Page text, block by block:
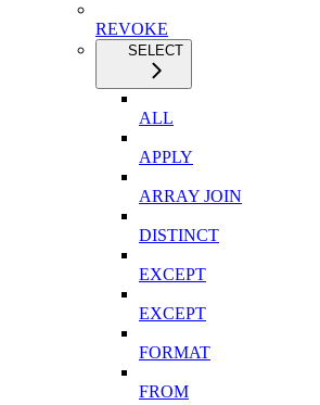
REVOKE
SELECT
ALL
APPLY
ARRAY JOIN
DISTINCT
EXCEPT
EXCEPT
FORMAT
FROM